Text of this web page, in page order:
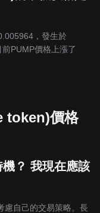
，發生於
PUMP價格上漲了
token)價格
？ 我現在應該
慮自己的交易策略。長